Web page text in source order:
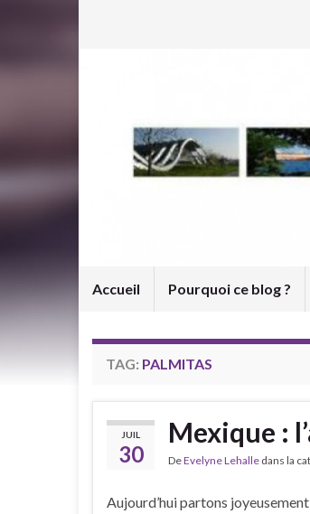
Accueil Pourquoi ce blog ?
TAG: PALMITAS
JUIL
30
Mexique :
DeEvelyne Lehalle dans la
Aujourd’hui partons